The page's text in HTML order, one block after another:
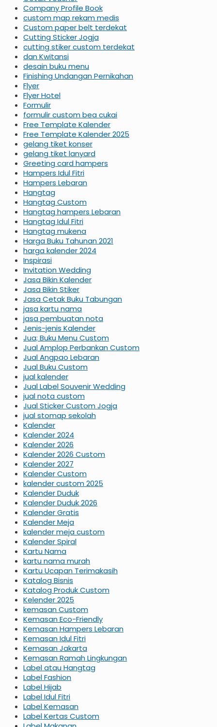
Company Profile Book
custom map rekam medis
Custom paper belt terdekat
Cutting Sticker Jogja
cutting stiker custom terdekat
dan Kwitansi
desain buku menu
Finishing Undangan Pernikahan
Flyer
Flyer Hotel
Formulir
formulir custom bea cukai
Free Template Kalender
Free Template Kalender 2025
gelang tiket konser
gelang tiket lanyard
Greeting card hampers
Hampers Idul Fitri
Hampers Lebaran
Hangtag
Hangtag Custom
Hangtag hampers Lebaran
Hangtag Idul Fitri
Hangtag mukena
Harga Buku Tahunan 2021
harga kalender 2024
Inspirasi
Invitation Wedding
Jasa Bikin Kalender
Jasa Bikin Stiker
Jasa Cetak Buku Tabungan
jasa kartu nama
jasa pembuatan nota
Jenis-jenis Kalender
Jua; Buku Menu Custom
Jual Amplop Perbankan Custom
Jual Angpao Lebaran
Jual Buku Custom
jual kalender
Jual Label Souvenir Wedding
jual nota custom
Jual Sticker Custom Jogja
jual stomap sekolah
Kalender
Kalender 2024
Kalender 2026
Kalender 2026 Custom
Kalender 2027
Kalender Custom
kalender custom 2025
Kalender Duduk
Kalender Duduk 2026
Kalender Gratis
Kalender Meja
kalender meja custom
Kalender Spiral
Kartu Nama
kartu nama murah
Kartu Ucapan Terimakasih
Katalog Bisnis
Katalog Produk Custom
Kelender 2025
kemasan Custom
Kemasan Eco-Friendly
Kemasan Hampers Lebaran
Kemasan Idul Fitri
Kemasan Jakarta
Kemasan Ramah Lingkungan
Label atau Hangtag
Label Fashion
Label Hijab
Label Idul Fitri
Label Kemasan
Label Kertas Custom